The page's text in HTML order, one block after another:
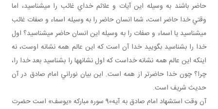
حاضر باشند به وسيله اين آيات و علائم خداي غائب را مي شناسيد، اما
وقتي خدا حاضر است، شما انسان حاضر را به وسيله اسماء و صفات غائب
مي شناسيد يا اسماء و صفات را به وسيله اين انسان حاضر مي شناسيد؟ اول
خدا را بشناسيد بگوييد خدا آن است که اين عالم همه نشانه اوست، نه
اينکه اين عالم همه نشانه خداست که اول نشانه ها را بشناسيد بعد خدا را،
چرا؟ چون خدا حاضرتر از همه است. اين بيان نوراني امام صادق در آن
حديث شريف است.
آن وقت استشهاد امام صادق به آيه90 سوره مبارکه «يوسف» است حضرت